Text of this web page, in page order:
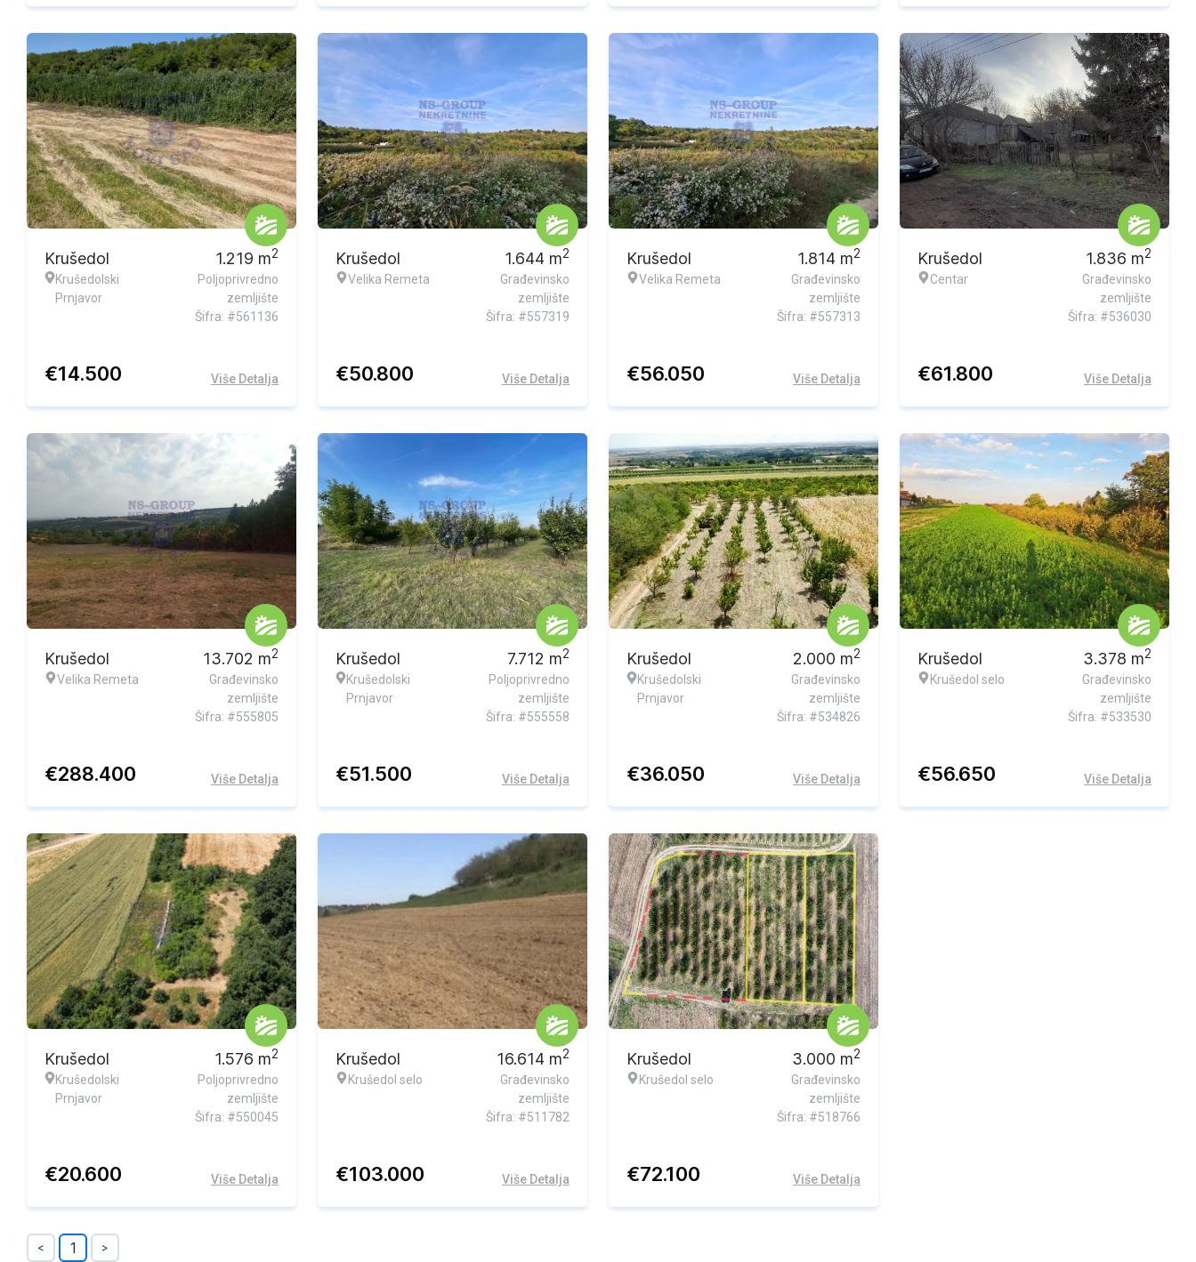
Ekskluzivna ponuda
Krušedol
Krušedolski
Prnjavor
1.219 m2
Poljoprivredno
zemljište
Šifra: #561136
€14.500 Više Detalja
Krušedol
Velika Remeta
1.644 m2
Građevinsko
zemljište
Šifra: #557319
€50.800 Više Detalja
Krušedol
Velika Remeta
1.814 m2
Građevinsko
zemljište
Šifra: #557313
€56.050 Više Detalja
Krušedol
Centar
1.836 m2
Građevinsko
zemljište
Šifra: #536030
€61.800 Više Detalja
Krušedol
Velika Remeta
13.702 m2
Građevinsko
zemljište
Šifra: #555805
€288.400 Više Detalja
Krušedol
Krušedolski
Prnjavor
7.712 m2
Poljoprivredno
zemljište
Šifra: #555558
€51.500 Više Detalja
Ekskluzivna ponuda
Krušedol
Krušedolski
Prnjavor
2.000 m2
Građevinsko
zemljište
Šifra: #534826
€36.050 Više Detalja
Krušedol
Krušedol selo
3.378 m2
Građevinsko
zemljište
Šifra: #533530
€56.650 Više Detalja
Krušedol
Krušedolski
Prnjavor
1.576 m2
Poljoprivredno
zemljište
Šifra: #550045
€20.600 Više Detalja
Krušedol
Krušedol selo
16.614 m2
Građevinsko
zemljište
Šifra: #511782
€103.000 Više Detalja
Krušedol
Krušedol selo
3.000 m2
Građevinsko
zemljište
Šifra: #518766
€72.100 Više Detalja
< 1 >